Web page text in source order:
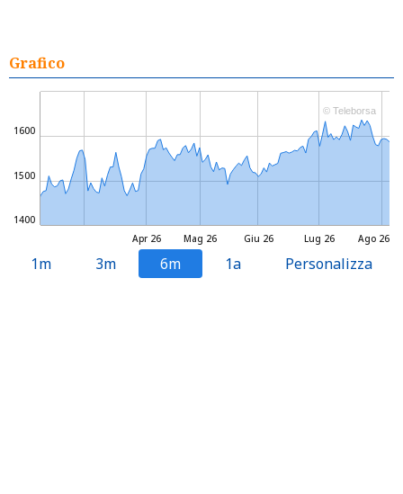
Grafico
Mag 26 Lug 26
Apr 26 Giu 26 Ago 26
1400
1500
1600
© Teleborsa
1m 3m 6m 1a Personalizza